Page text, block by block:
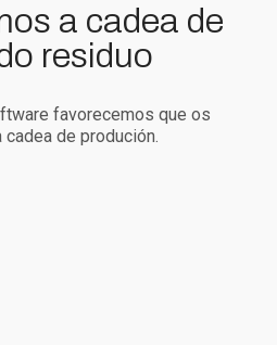
a cadea de
residuo
favorecemos que os
de produción.